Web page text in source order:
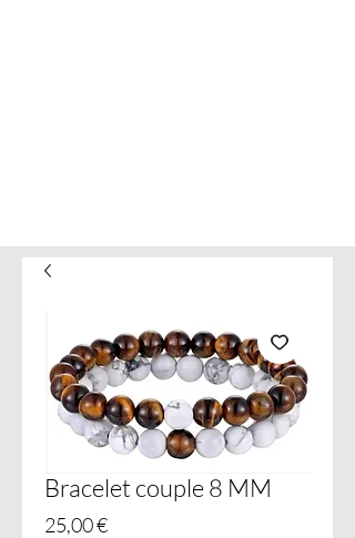
Bracelet couple 8 MM
25,00 €Prix